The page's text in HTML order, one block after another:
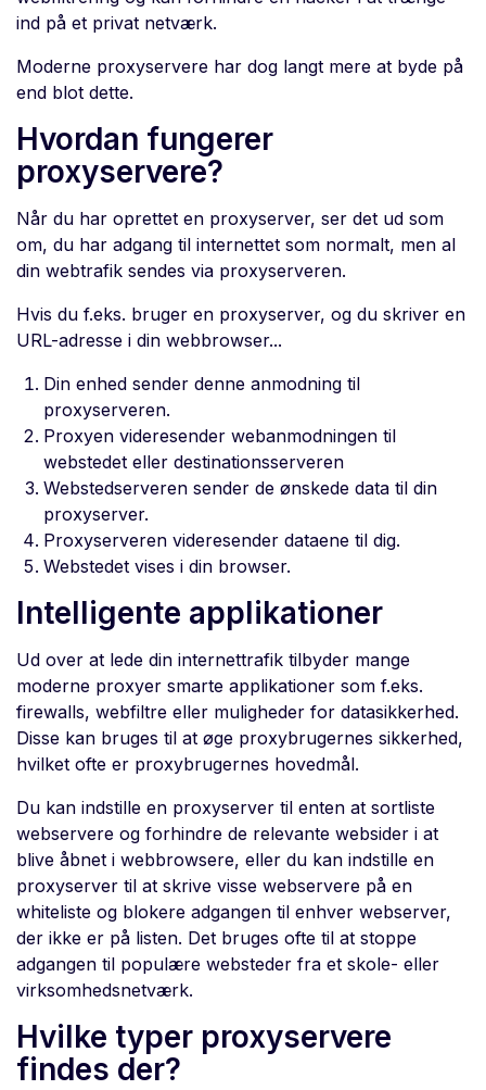
ind på et privat netværk.
Moderne proxyservere har dog langt mere at byde på
end blot dette.
Hvordan fungerer
proxyservere?
Når du har oprettet en proxyserver, ser det ud som
om, du har adgang til internettet som normalt, men al
din webtrafik sendes via proxyserveren.
Hvis du f.eks. bruger en proxyserver, og du skriver en
URL-adresse i din webbrowser...
Din enhed sender denne anmodning til
proxyserveren.
Proxyen videresender webanmodningen til
webstedet eller destinationsserveren
Webstedserveren sender de ønskede data til din
proxyserver.
Proxyserveren videresender dataene til dig.
Webstedet vises i din browser.
Intelligente applikationer
Ud over at lede din internettrafik tilbyder mange
moderne proxyer smarte applikationer som f.eks.
firewalls, webfiltre eller muligheder for datasikkerhed.
Disse kan bruges til at øge proxybrugernes sikkerhed,
hvilket ofte er proxybrugernes hovedmål.
Du kan indstille en proxyserver til enten at sortliste
webservere og forhindre de relevante websider i at
blive åbnet i webbrowsere, eller du kan indstille en
proxyserver til at skrive visse webservere på en
whiteliste og blokere adgangen til enhver webserver,
der ikke er på listen. Det bruges ofte til at stoppe
adgangen til populære websteder fra et skole- eller
virksomhedsnetværk.
Hvilke typer proxyservere
findes der?